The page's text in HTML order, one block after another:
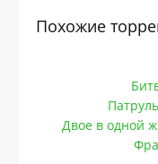
Похожие
Двое в одной